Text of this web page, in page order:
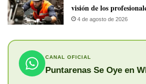
visión de los
4 de agosto de 2026
CANAL OFICIAL
Puntarenas Se Oye en